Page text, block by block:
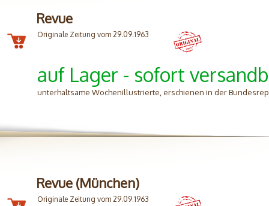
Revue
Originale Zeitung vom 29.09.1963
auf Lager - sofort
unterhaltsame Wochenillustrierte, erschienen in der
Revue (München)
Originale Zeitung vom 29.09.1963